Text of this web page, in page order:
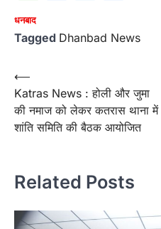
धनबाद
Tagged Dhanbad News
Post
navigation
⟵
Katras News : होली और जुमा
की नमाज को लेकर कतरास थाना में
शांति समिति की बैठक आयोजित
Related Posts